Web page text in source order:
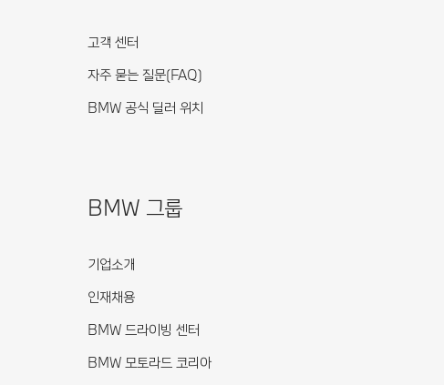
고객 센터
자주 묻는 질문(FAQ)
BMW 공식 딜러 위치
BMW 그룹
기업소개
인재채용
BMW 드라이빙 센터
BMW 모토라드 코리아